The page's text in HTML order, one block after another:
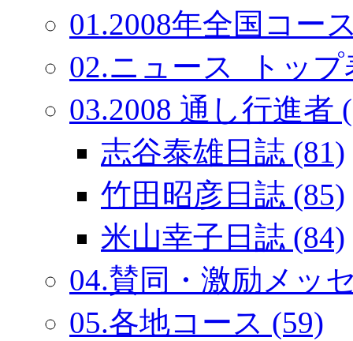
01.2008年全国コー
02.ニュース_トップ
03.2008 通し行進者
志谷泰雄日誌 (81)
竹田昭彦日誌 (85)
米山幸子日誌 (84)
04.賛同・激励メッ
05.各地コース (59)